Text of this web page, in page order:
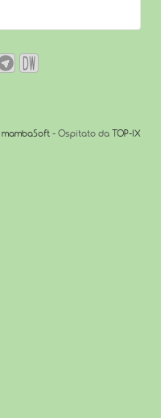
mambaSoft - Ospitato da TOP-IX